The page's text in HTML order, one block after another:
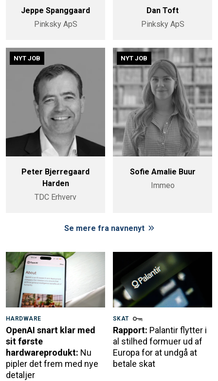
Jeppe Spanggaard
Pinksky ApS
Dan Toft
Pinksky ApS
NYT JOB
Peter Bjerregaard
Harden
TDC Erhverv
NYT JOB
Sofie Amalie Buur
Immeo
Se mere fra navnenyt
HARDWARE
OpenAI snart klar med
sit første
hardwareprodukt: Nu
pipler det frem med nye
detaljer
SKAT
Rapport: Palantir flytter i
al stilhed formuer ud af
Europa for at undgå at
betale skat